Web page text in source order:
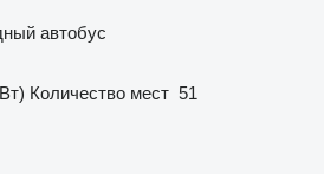
автобус
Количество мест 51